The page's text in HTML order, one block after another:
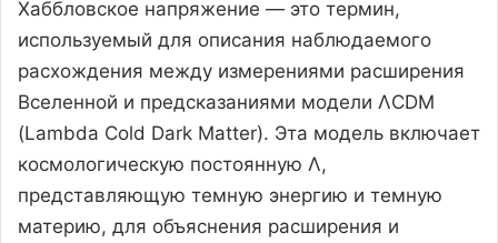
Хаббловское напряжение — это термин,
используемый для описания наблюдаемого
расхождения между измерениями расширения
Вселенной и предсказаниями модели ΛCDM
(Lambda Cold Dark Matter). Эта модель включает
космологическую постоянную Λ,
представляющую темную энергию и темную
материю, для объяснения расширения и